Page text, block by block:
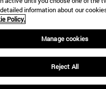
information about our
Policy.
Manage cookies
Reject All